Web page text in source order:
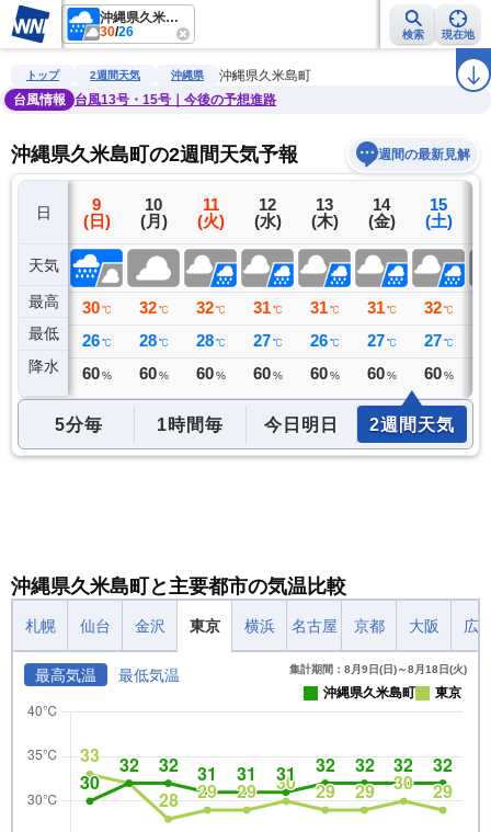
沖縄県久米島町
30/26 検索 現在地
雨雲レーダー 台風情報 地震情報 警報・注意報 ラ
トップ 2週間天気 沖縄県
沖縄県久米島町
台風情報
台風13号・15号｜今後の予想進路
沖縄県久米島町の2週間天気予報 週間の最新見解
日
天気
最高
最低
降水
8
(土)
28 ℃
26 ℃
96ミリ
9
(日)
30 ℃
26 ℃
60 %
10
(月)
32 ℃
28 ℃
60 %
11
(火)
32 ℃
28 ℃
60 %
12
(水)
31 ℃
27 ℃
60 %
13
(木)
31 ℃
26 ℃
60 %
14
(金)
31 ℃
27 ℃
60 %
15
(土)
32 ℃
27 ℃
60 %
5分毎 1時間毎 今日明日 2週間天気
沖縄県久米島町と主要都市の気温比較
札幌 仙台 金沢 東京 横浜 名古屋 京都 大阪 広
最高気温 最低気温 集計期間：8月9日(日)～8月18日(火)
沖縄県久米島町 東京